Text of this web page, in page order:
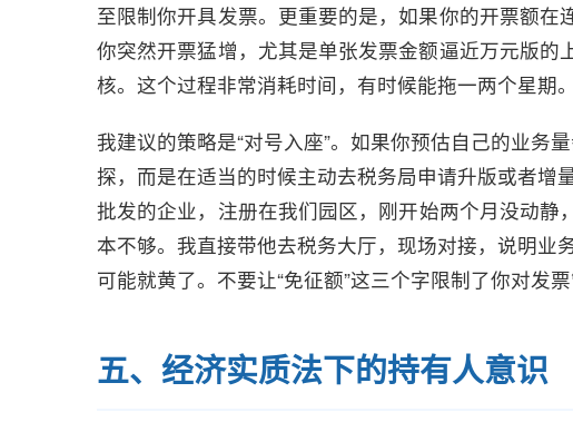
至限制你开具发票。更重要的是，如果你的开票额在
你突然开票猛增，尤其是单张发票金额逼近万元版的
核。这个过程非常消耗时间，有时候能拖一两个星期。
我建议的策略是“对号入座”。如果你预估自己的业务
探，而是在适当的时候主动去税务局申请升版或者增
批发的企业，注册在我们园区，刚开始两个月没动
本不够。我直接带他去税务大厅，现场对接，说明
可能就黄了。不要让“免征额”这三个字限制了你对发票
五、经济实质法下的持有人意识